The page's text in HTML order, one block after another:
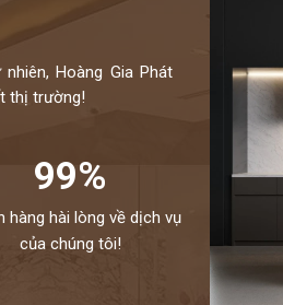
Hoàng Gia Phát
thị trường!
99%
hàng hài lòng về dịch vụ
của chúng tôi!